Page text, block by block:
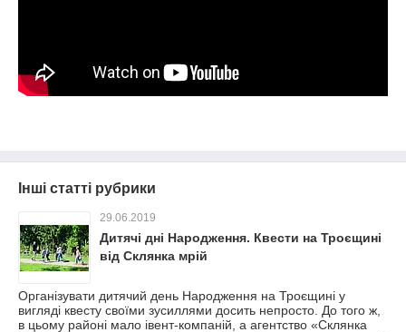
Інші статті рубрики
29.06.2019
Дитячі дні Народження. Квести на Троєщині
від Склянка мрій
Організувати дитячий день Народження на Троєщині у
вигляді квесту своїми зусиллями досить непросто. До того ж,
в цьому районі мало івент-компаній, а агентство «Склянка